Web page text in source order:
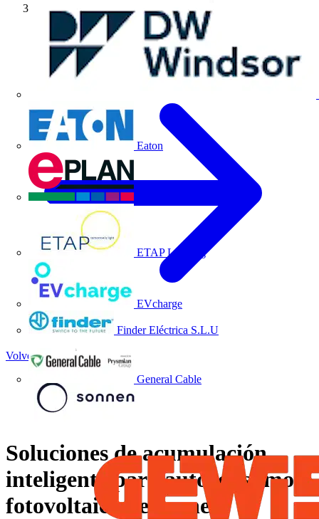
Eaton
ETAP Lighting
EVcharge
Finder Eléctrica S.L.U
General Cable
Webinar completo
Volver a Academia
Soluciones de acumulación
inteligente para autoconsumo
fotovoltaico de sonnen